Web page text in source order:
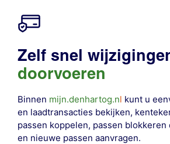
Zelf snel
doorvoeren
Binnen mijn.denhartog.nl kunt u
en laadtransacties bekijken,
passen koppelen, passen
en nieuwe passen aanvragen.